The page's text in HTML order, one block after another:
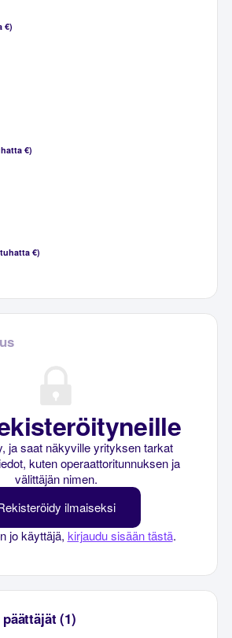
€)
€)
€)
ja saat näkyville yrityksen tarkat
kuten operaattoritunnuksen ja
välittäjän nimen.
ilmaiseksi
jo käyttäjä, kirjaudu sisään tästä.
(1)